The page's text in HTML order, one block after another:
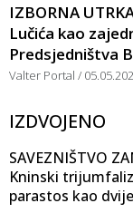
IZBORNA
Lučića kao
Predsjedništva
Valter Portal
IZDVOJENO
SAVEZNIŠTVO
Kninski
parastos kao